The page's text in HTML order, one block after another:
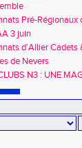
Pré-Régionaux
3 juin
d'Allier Cadets
de Nevers
N3 : UNE